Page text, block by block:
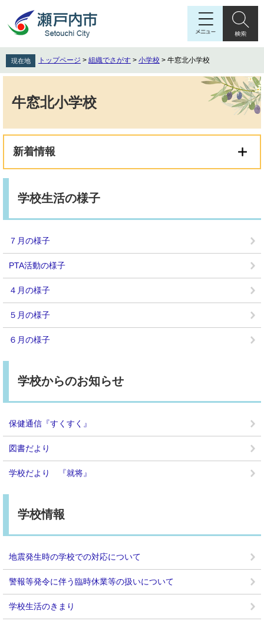
先
頭
を
飛
文
現在地 トップページ > 組織でさがす > 小学校 > 牛窓北小学校
牛窓北小学校
新着情報
学校生活の様子
７月の様子
PTA活動の様子
４月の様子
５月の様子
６月の様子
学校からのお知らせ
保健通信『すくすく』
図書だより
学校だより 『就将』
学校情報
地震発生時の学校での対応について
警報等発令に伴う臨時休業等の扱いについて
学校生活のきまり